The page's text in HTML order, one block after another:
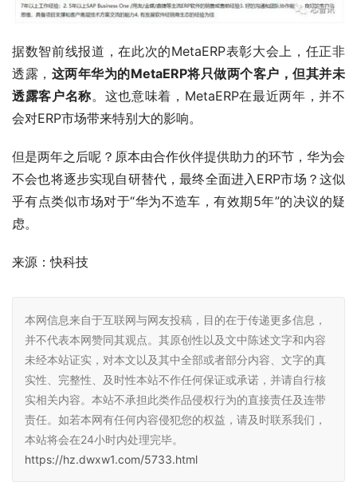
据数智前线报道，在此次的MetaERP表彰大会上，任正非
透露， 这两年华为的MetaERP将只做两个客户，但其并未
透露客户名称。这也意味着，MetaERP在最近两年，并不
会对ERP市场带来特别大的影响。
但是两年之后呢？原本由合作伙伴提供助力的环节，华为会
不会也将逐步实现自研替代，最终全面进入ERP市场？这似
乎有点类似市场对于“华为不造车，有效期5年”的决议的疑
虑。
来源：快科技
本网信息来自于互联网与网友投稿，目的在于传递更多信息，
并不代表本网赞同其观点。其原创性以及文中陈述文字和内容
未经本站证实，对本文以及其中全部或者部分内容、文字的真
实性、完整性、及时性本站不作任何保证或承诺，并请自行核
实相关内容。本站不承担此类作品侵权行为的直接责任及连带
责任。如若本网有任何内容侵犯您的权益，请及时联系我们，
本站将会在24小时内处理完毕。
https://hz.dwxw1.com/5733.html